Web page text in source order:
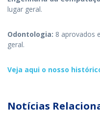
lugar geral.
Odontologia: 8 aprovados
geral.
Veja aqui o nosso
Notícias